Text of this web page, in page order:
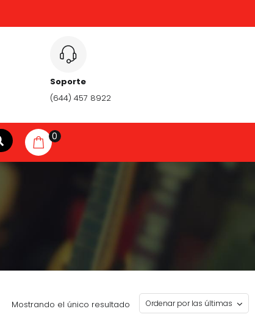
Soporte
(644) 457 8922
0
Mostrando el único resultado